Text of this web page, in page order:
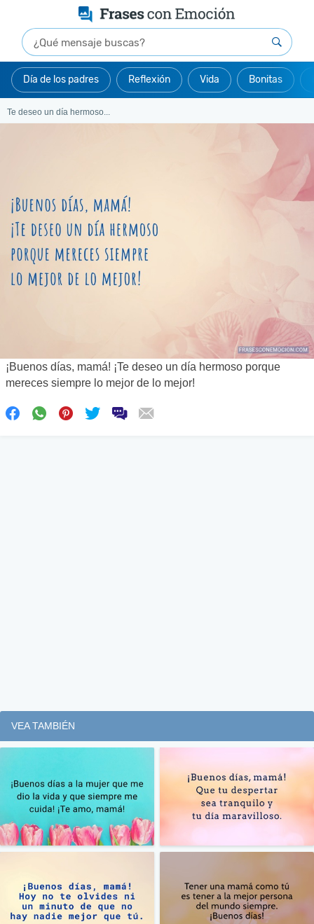
Día de los padres Reflexión Vida Bonitas
Te deseo un día hermoso...
¡Buenos días, mamá! ¡Te deseo un día hermoso porque
mereces siempre lo mejor de lo mejor!
VEA TAMBIÉN